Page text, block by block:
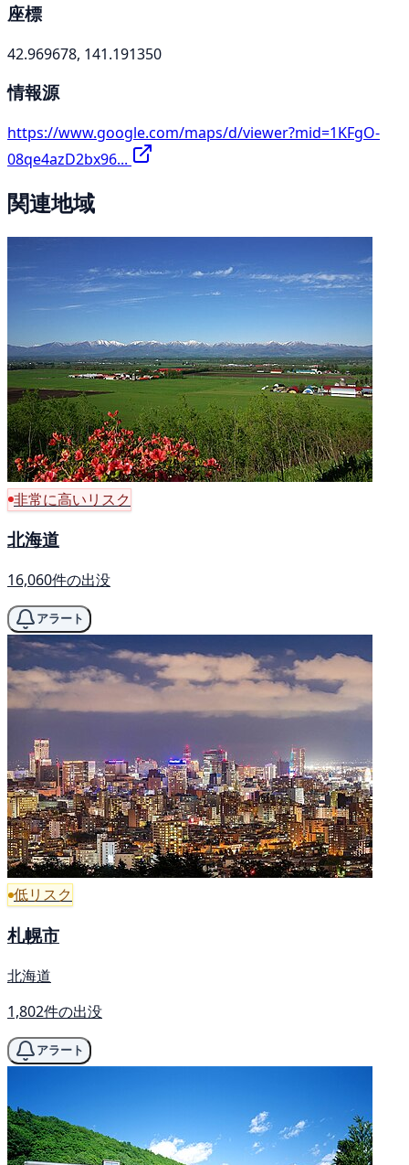
座標
42.969678, 141.191350
情報源
https://www.google.com/maps/d/viewer?mid=1KFgO-
08qe4azD2bx96...
関連地域
非常に高いリスク
北海道
16,060件の出没
アラート
低リスク
札幌市
北海道
1,802件の出没
アラート